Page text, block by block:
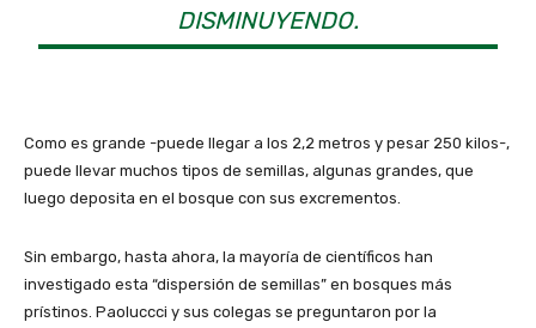
DISMINUYENDO.
Como es grande -puede llegar a los 2,2 metros y pesar 250 kilos-,
puede llevar muchos tipos de semillas, algunas grandes, que
luego deposita en el bosque con sus excrementos.
Sin embargo, hasta ahora, la mayoría de científicos han
investigado esta “dispersión de semillas” en bosques más
prístinos. Paoluccci y sus colegas se preguntaron por la